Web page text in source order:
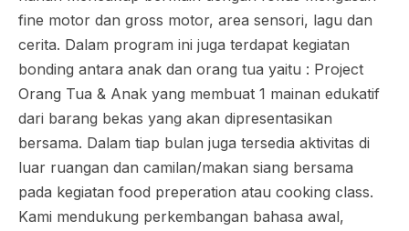
fine motor dan gross motor, area sensori, lagu dan
cerita. Dalam program ini juga terdapat kegiatan
bonding antara anak dan orang tua yaitu : Project
Orang Tua & Anak yang membuat 1 mainan edukatif
dari barang bekas yang akan dipresentasikan
bersama. Dalam tiap bulan juga tersedia aktivitas di
luar ruangan dan camilan/makan siang bersama
pada kegiatan food preperation atau cooking class.
Kami mendukung perkembangan bahasa awal,